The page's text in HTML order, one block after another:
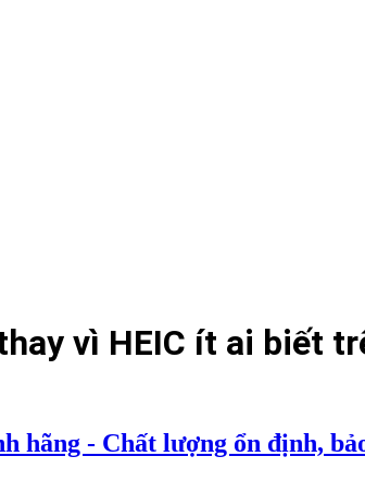
vì HEIC ít ai biết
hãng - Chất lượng ổn định,